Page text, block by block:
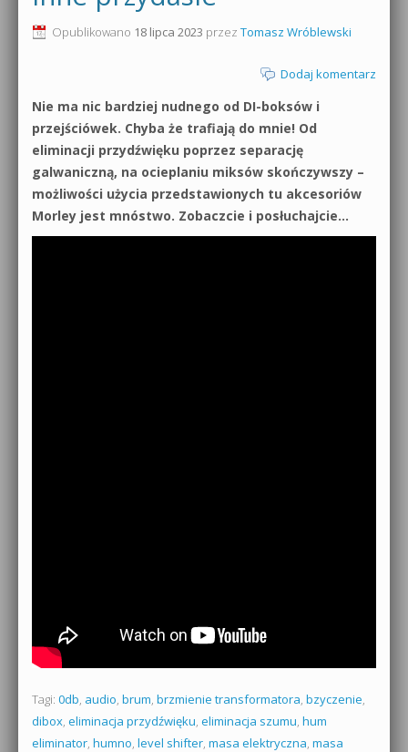
Produkcja muzyczna od podstaw
Sound Forge od podstaw
Dubstep z syntezatorem Massive
Kontakt 5 Kompendium
0dB.pl - informacje
Materiały dla mediów
Archiwum aktualności
Polityka prywatności
Regulamin
Opublikowano 18 lipca 2023 przez Tomasz Wróblewski
Dodaj komentarz
Nie ma nic bardziej nudnego od DI-boksów i
przejściówek. Chyba że trafiają do mnie! Od
eliminacji przydźwięku poprzez separację
galwaniczną, na ocieplaniu miksów skończywszy –
możliwości użycia przedstawionych tu akcesoriów
Morley jest mnóstwo. Zobaczcie i posłuchajcie…
Tagi: 0db, audio, brum, brzmienie transformatora, bzyczenie,
dibox, eliminacja przydźwięku, eliminacja szumu, hum
eliminator, humno, level shifter, masa elektryczna, masa